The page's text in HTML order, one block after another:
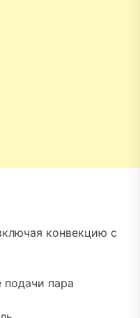
конвекцию с
подачи пара